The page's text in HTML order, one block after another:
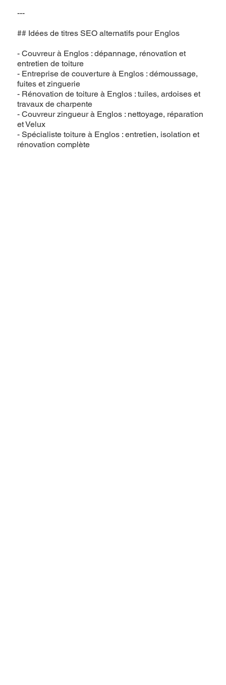
---
## Idées de titres SEO alternatifs pour Englos
- Couvreur à Englos : dépannage, rénovation et
entretien de toiture
- Entreprise de couverture à Englos : démoussage,
fuites et zinguerie
- Rénovation de toiture à Englos : tuiles, ardoises et
travaux de charpente
- Couvreur zingueur à Englos : nettoyage, réparation
et Velux
- Spécialiste toiture à Englos : entretien, isolation et
rénovation complète